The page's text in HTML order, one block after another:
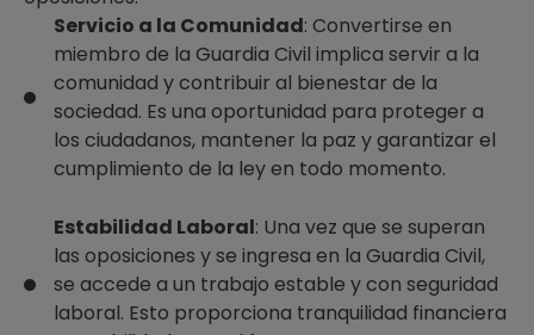
Servicio a la Comunidad: Convertirse en
miembro de la Guardia Civil implica servir a la
comunidad y contribuir al bienestar de la
sociedad. Es una oportunidad para proteger a
los ciudadanos, mantener la paz y garantizar el
cumplimiento de la ley en todo momento.
Estabilidad Laboral: Una vez que se superan
las oposiciones y se ingresa en la Guardia Civil,
se accede a un trabajo estable y con seguridad
laboral. Esto proporciona tranquilidad financiera